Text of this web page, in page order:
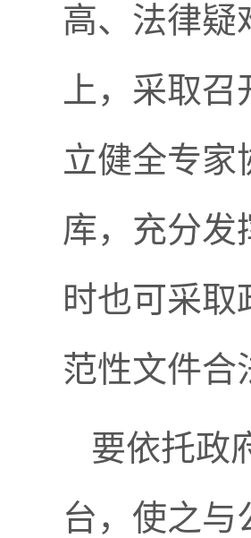
高、法律疑
上，采取
立健全专家
库，充分发
时也可采
范性文件合
要依托政
台，使之与